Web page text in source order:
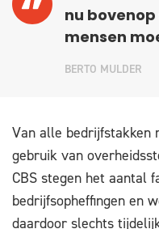
nu
mensen
BERTO MULDER
Van alle bedrijfstakken
gebruik van
CBS stegen het aantal
bedrijfsopheffingen en
daardoor slechts